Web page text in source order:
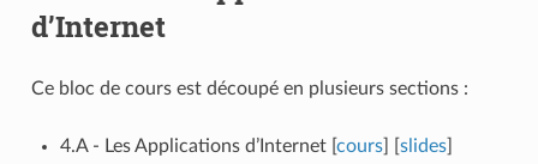
d’Internet
Ce bloc de cours est découpé en plusieurs sections :
4.A - Les Applications d’Internet [ cours] [ slides]